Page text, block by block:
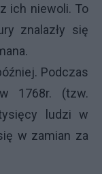
ich niewoli. To
znalazły się
Podczas
1768r. (tzw.
ludzi w
w zamian za